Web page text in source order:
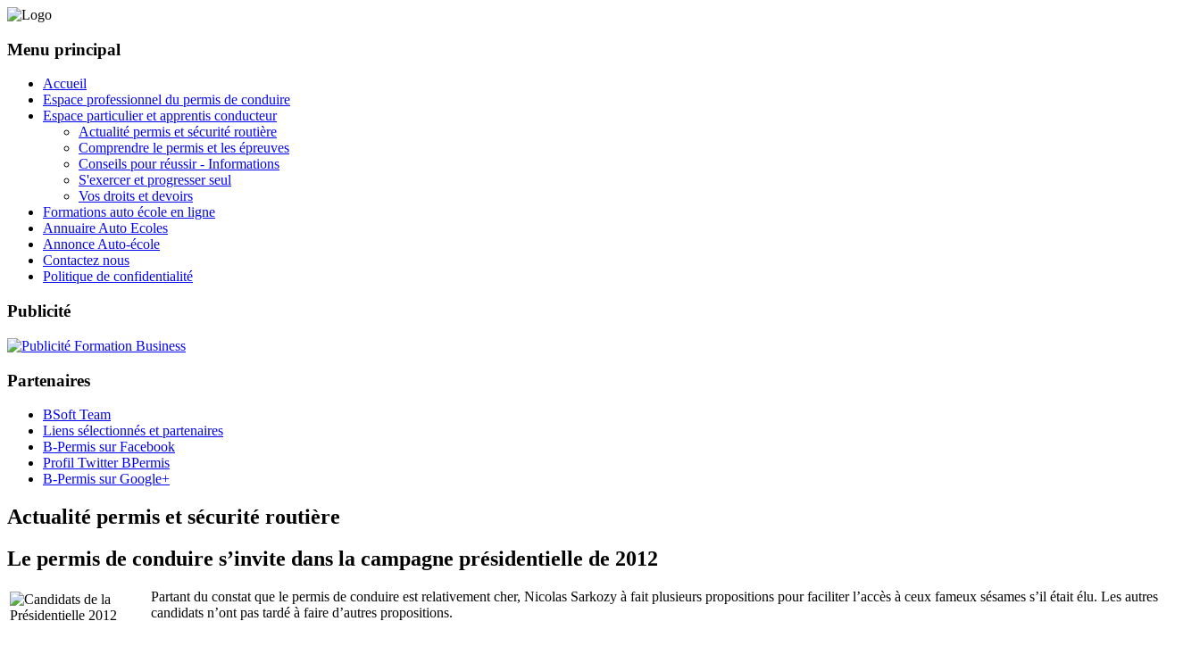
Menu principal
Accueil
Espace professionnel du permis de conduire
Espace particulier et apprentis conducteur
Actualité permis et sécurité routière
Comprendre le permis et les épreuves
Conseils pour réussir - Informations
S'exercer et progresser seul
Vos droits et devoirs
Formations auto école en ligne
Annuaire Auto Ecoles
Annonce Auto-école
Contactez nous
Politique de confidentialité
Publicité
Partenaires
BSoft Team
Liens sélectionnés et partenaires
B-Permis sur Facebook
Profil Twitter BPermis
B-Permis sur Google+
Actualité permis et sécurité routière
Le permis de conduire s’invite dans la campagne présidentielle de 2012
Partant du constat que le permis de conduire est relativement cher, Nicolas Sarkozy à fait plusieurs propositions pour faciliter l’accès à ceux fameux sésames s’il était élu. Les autres
candidats n’ont pas tardé à faire d’autres propositions.